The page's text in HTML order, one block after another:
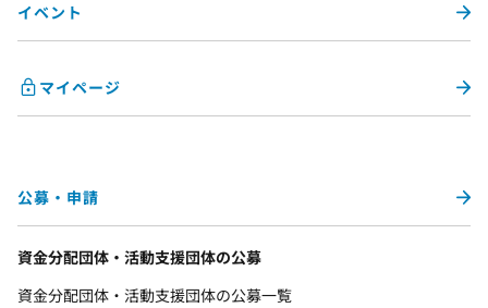
イベント
マイページ
公募・申請
資金分配団体・活動支援団体の公募
資金分配団体・活動支援団体の公募一覧